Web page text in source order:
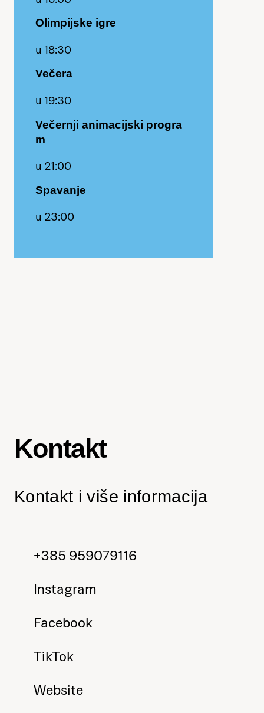
Olimpijske igre
u 18:30
Večera
u 19:30
Večernji animacijski progra
m
u 21:00
Spavanje
u 23:00
Kontakt
Kontakt i više informacija
+385 959079116
Instagram
Facebook
TikTok
Website